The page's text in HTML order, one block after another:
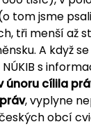
tom jsme
tři menší až
A když
s
únoru cílila
, vyplyne
obcí